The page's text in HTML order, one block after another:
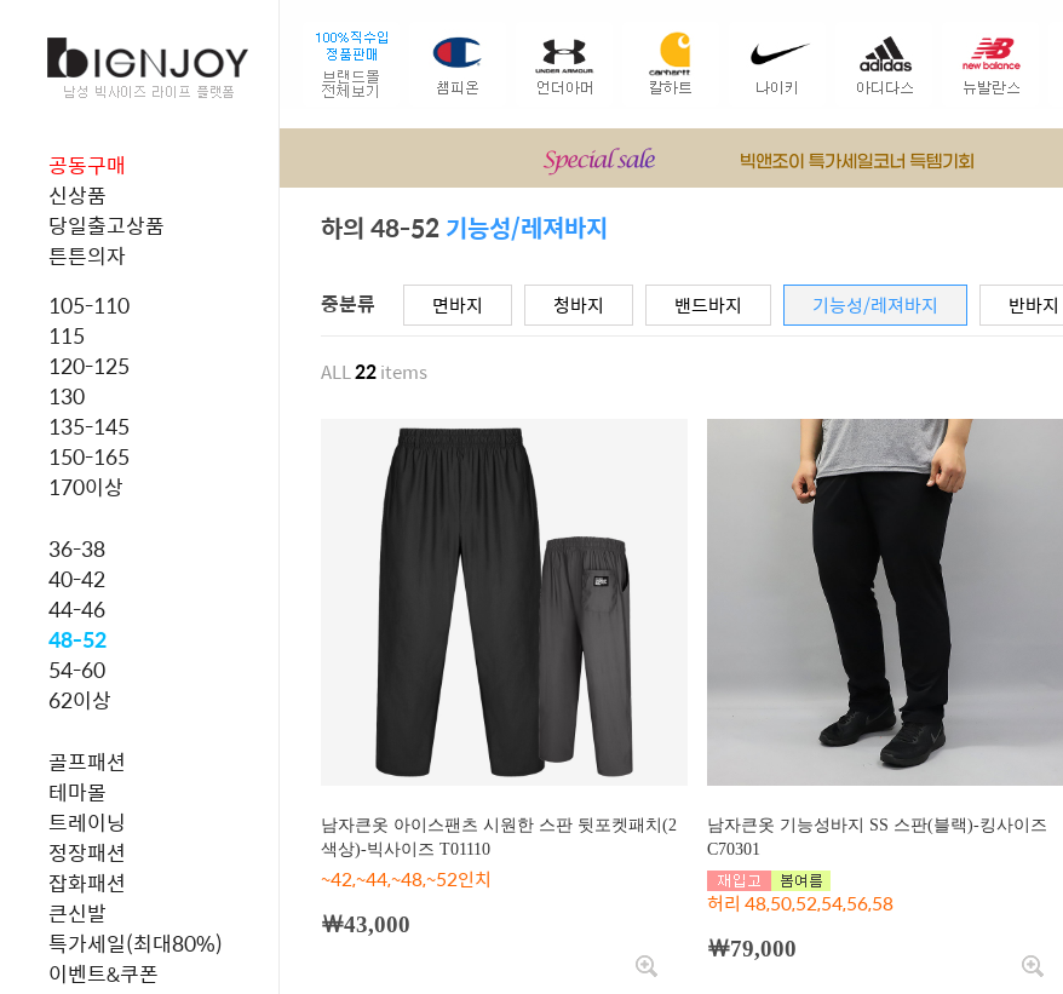
공동구매
신상품
당일출고상품
튼튼의자
105-110
115
120-125
130
135-145
150-165
170이상
36-38
40-42
44-46
48-52
54-60
62이상
골프패션
테마몰
트레이닝
정장패션
잡화패션
큰신발
특가세일(최대80%)
이벤트&쿠폰
하의 48-52기능성/레져바지
중분류 면바지 청바지 밴드바지 기능성/레져바지 반바지
ALL22items
남자큰옷 아이스팬츠 시원한 스판 뒷포켓패치(2
색상)-빅사이즈 T01110
~42,~44,~48,~52인치
￦43,000
남자큰옷 기능성바지 SS 스판(블랙)-킹사이즈
C70301
허리 48,50,52,54,56,58
￦79,000